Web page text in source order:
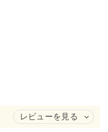
レビューを見る